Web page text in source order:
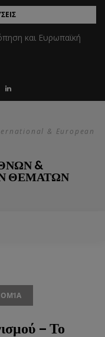
και Ευρωπαϊκή
& European
&
ΘΕΜΑΤΩΝ
– Το